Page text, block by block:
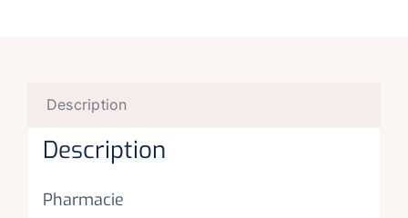
Description
Description
Pharmacie